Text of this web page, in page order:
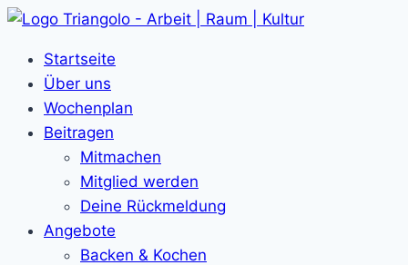
Zum
springenStartseite
Über uns
Wochenplan
Beitragen
Mitmachen
Mitglied werden
Deine Rückmeldung
Angebote
Backen & Kochen